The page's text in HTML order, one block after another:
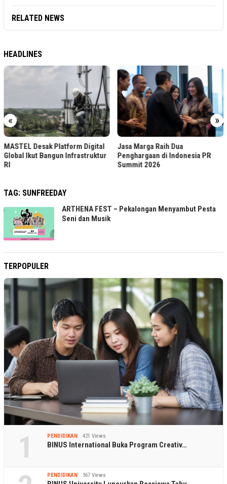
RELATED NEWS
HEADLINES
« »
MASTEL Desak Platform Digital
Global Ikut Bangun Infrastruktur
RI
Jasa Marga Raih Dua
Penghargaan di Indonesia PR
Summit 2026
TAG: SUNFREEDAY
ARTHENA FEST – Pekalongan Menyambut Pesta
Seni dan Musik
TERPOPULER
1 PENDIDIKAN 421 Views
BINUS International Buka Program Creativ…
PENDIDIKAN 367 Views